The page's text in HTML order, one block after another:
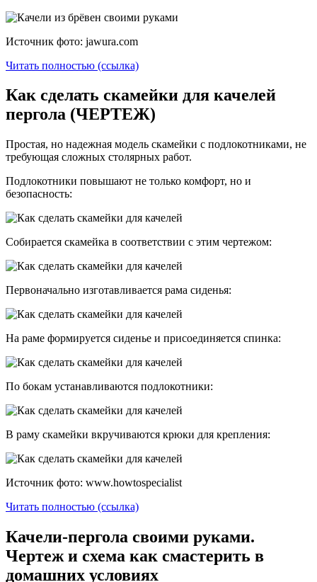
Источник фото: jawura.com
Читать полностью (ссылка)
Как сделать скамейки для качелей
пергола (ЧЕРТЕЖ)
Простая, но надежная модель скамейки с подлокотниками, не
требующая сложных столярных работ.
Подлокотники повышают не только комфорт, но и
безопасность:
Собирается скамейка в соответствии с этим чертежом:
Первоначально изготавливается рама сиденья:
На раме формируется сиденье и присоединяется спинка:
По бокам устанавливаются подлокотники:
В раму скамейки вкручиваются крюки для крепления:
Источник фото: www.howtospecialist
Читать полностью (ссылка)
Качели-пергола своими руками.
Чертеж и схема как смастерить в
домашних условиях